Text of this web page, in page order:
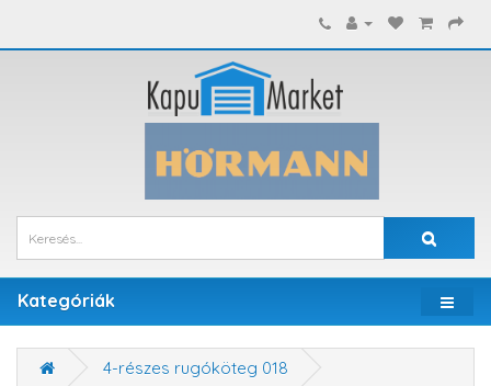
Kategóriák
4-részes rugóköteg 018